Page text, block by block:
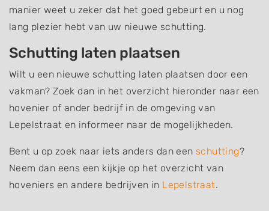
manier weet u zeker dat het goed gebeurt en u nog
lang plezier hebt van uw nieuwe schutting.
Schutting laten plaatsen
Wilt u een nieuwe schutting laten plaatsen door een
vakman? Zoek dan in het overzicht hieronder naar een
hovenier of ander bedrijf in de omgeving van
Lepelstraat en informeer naar de mogelijkheden.
Bent u op zoek naar iets anders dan een schutting?
Neem dan eens een kijkje op het overzicht van
hoveniers en andere bedrijven in Lepelstraat.